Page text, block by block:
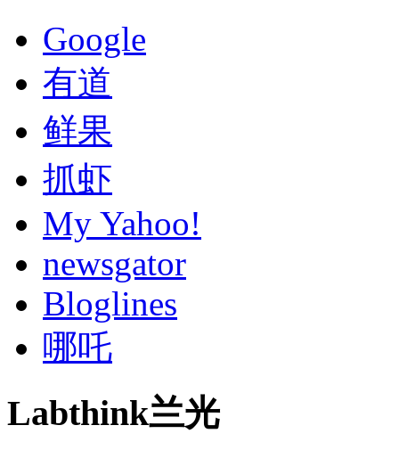
Google
有道
鲜果
抓虾
My Yahoo!
newsgator
Bloglines
哪吒
Labthink兰光